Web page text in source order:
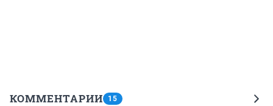
КОММЕНТАРИИ 15